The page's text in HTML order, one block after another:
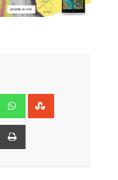
LinkedIn Whatsapp
Share